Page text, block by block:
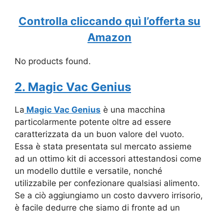
Controlla cliccando quì l’offerta su
Amazon
No products found.
2. Magic Vac Genius
La Magic Vac Genius è una macchina
particolarmente potente oltre ad essere
caratterizzata da un buon valore del vuoto.
Essa è stata presentata sul mercato assieme
ad un ottimo kit di accessori attestandosi come
un modello duttile e versatile, nonché
utilizzabile per confezionare qualsiasi alimento.
Se a ciò aggiungiamo un costo davvero irrisorio,
è facile dedurre che siamo di fronte ad un